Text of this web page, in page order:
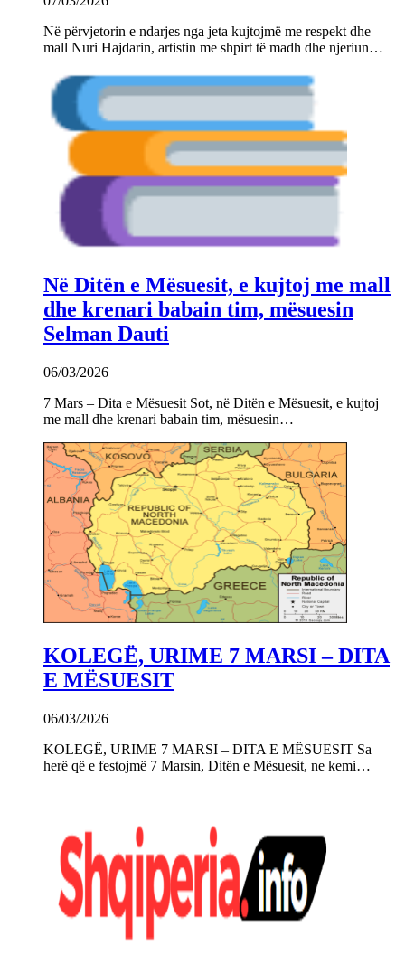
Në përvjetorin e ndarjes nga jeta kujtojmë me respekt dhe
mall Nuri Hajdarin, artistin me shpirt të madh dhe njeriun…
Në Ditën e Mësuesit, e kujtoj me mall
dhe krenari babain tim, mësuesin
Selman Dauti
06/03/2026
7 Mars – Dita e Mësuesit Sot, në Ditën e Mësuesit, e kujtoj
me mall dhe krenari babain tim, mësuesin…
KOLEGË, URIME 7 MARSI – DITA
E MËSUESIT
06/03/2026
KOLEGË, URIME 7 MARSI – DITA E MËSUESIT Sa
herë që e festojmë 7 Marsin, Ditën e Mësuesit, ne kemi…